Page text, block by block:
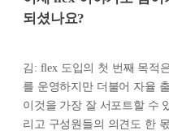
되셨나요?
김: flex 도입의 첫 번째 목적
를 운영하지만 더불어 자율
이것을 가장 잘 서포트할 수
리고 구성원들의 의견도 한